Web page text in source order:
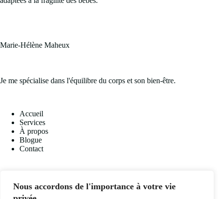
Nous accordons de l'importance à votre vie
Marie-Hélène Maheux
Je me spécialise dans l'équilibre du corps et son bien-être.
Accueil
Services
À propos
Blogue
Contact